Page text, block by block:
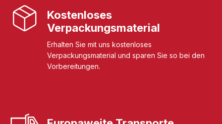
Kostenloses
Verpackungsmaterial
Erhalten Sie mit uns kostenloses
Verpackungsmaterial und sparen Sie so bei den
Vorbereitungen.